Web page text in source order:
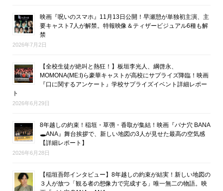
映画『呪いのスマホ』11月13日公開！早瀬憩が単独初主演、主
要キャスト7人が解禁。特報映像＆ティザービジュアル6種も解
禁
2026年7月2日
【全校生徒が絶叫と熱狂！】板垣李光人、綱啓永、
MOMONA(ME:I)ら豪華キャストが高校にサプライズ降臨！映画
『口に関するアンケート』学校サプライズイベント詳細レポー
ト
2026年6月29日
8年越しの約束！稲垣・草彅・香取が集結！映画『バナ穴 BANA
🕳ANA』舞台挨拶で、新しい地図の3人が見せた最高の空気感
【詳細レポート】
2026年6月28日
【稲垣吾郎インタビュー】8年越しの約束が結実！新しい地図の
３人が放つ「観る者の想像力で完成する」唯一無二の物語。映